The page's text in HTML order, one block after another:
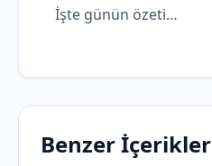
İşte günün özeti…
Benzer İçerikler